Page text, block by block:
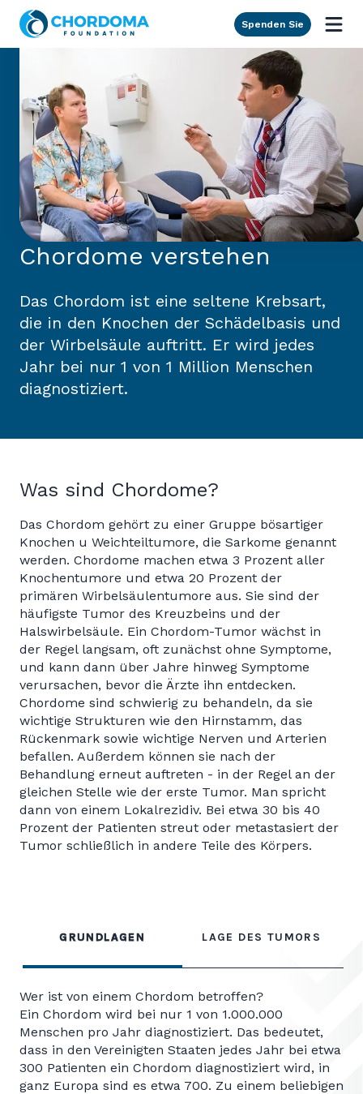
Skip to Main Content
Spenden Sie
Chordome verstehen
Das Chordom ist eine seltene Krebsart,
die in den Knochen der Schädelbasis und
der Wirbelsäule auftritt. Er wird jedes
Jahr bei nur 1 von 1 Million Menschen
diagnostiziert.
Was sind Chordome?
Das Chordom gehört zu einer Gruppe bösartiger
Knochen u Weichteiltumore, die Sarkome genannt
werden. Chordome machen etwa 3 Prozent aller
Knochentumore und etwa 20 Prozent der
primären Wirbelsäulentumore aus. Sie sind der
häufigste Tumor des Kreuzbeins und der
Halswirbelsäule. Ein Chordom-Tumor wächst in
der Regel langsam, oft zunächst ohne Symptome,
und kann dann über Jahre hinweg Symptome
verursachen, bevor die Ärzte ihn entdecken.
Chordome sind schwierig zu behandeln, da sie
wichtige Strukturen wie den Hirnstamm, das
Rückenmark sowie wichtige Nerven und Arterien
befallen. Außerdem können sie nach der
Behandlung erneut auftreten - in der Regel an der
gleichen Stelle wie der erste Tumor. Man spricht
dann von einem Lokalrezidiv. Bei etwa 30 bis 40
Prozent der Patienten streut oder metastasiert der
Tumor schließlich in andere Teile des Körpers.
GRUNDLAGEN LAGE DES TUMORS
Wer ist von einem Chordom betroffen?
Ein Chordom wird bei nur 1 von 1.000.000
Menschen pro Jahr diagnostiziert. Das bedeutet,
dass in den Vereinigten Staaten jedes Jahr bei etwa
300 Patienten ein Chordom diagnostiziert wird, in
ganz Europa sind es etwa 700. Zu einem beliebigen